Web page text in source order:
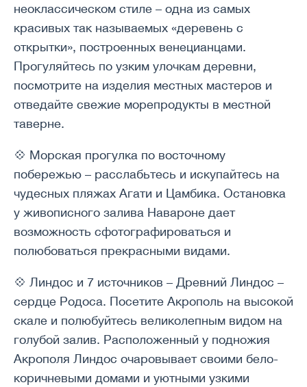
неоклассическом стиле – одна из самых
красивых так называемых «деревень с
открытки», построенных венецианцами.
Прогуляйтесь по узким улочкам деревни,
посмотрите на изделия местных мастеров и
отведайте свежие морепродукты в местной
таверне.
💠 Морская прогулка по восточному
побережью – расслабьтесь и искупайтесь на
чудесных пляжах Агати и Цамбика. Остановка
у живописного залива Навароне дает
возможность сфотографироваться и
полюбоваться прекрасными видами.
💠 Линдос и 7 источников – Древний Линдос –
сердце Родоса. Посетите Акрополь на высокой
скале и полюбуйтесь великолепным видом на
голубой залив. Расположенный у подножия
Акрополя Линдос очаровывает своими бело-
коричневыми домами и уютными узкими